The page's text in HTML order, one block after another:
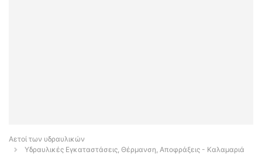
Αετοί των υδραυλικών
Υδραυλικές Εγκαταστάσεις, Θέρμανση, Αποφράξεις - Καλαμαριά